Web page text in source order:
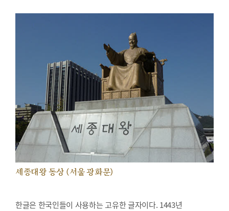
세종대왕 동상 (서울 광화문)
한글은 한국인들이 사용하는 고유한 글자이다. 1443년